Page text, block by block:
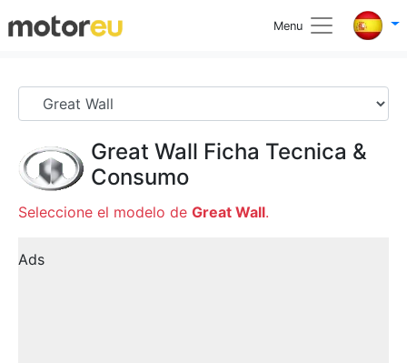
Menu
Great Wall Ficha Tecnica &
Consumo
Seleccione el modelo de Great Wall.
Ads